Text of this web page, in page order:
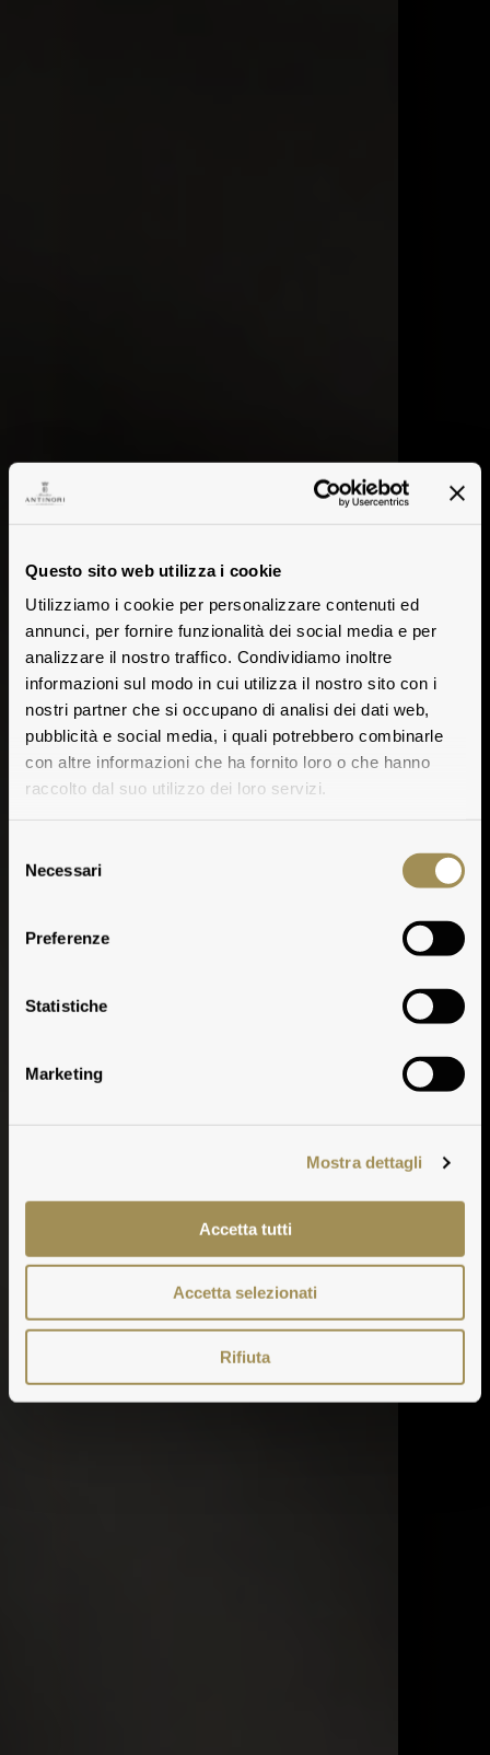
Questo sito web utilizza i cookie
Utilizziamo i cookie per personalizzare contenuti ed
annunci, per fornire funzionalità dei social media e per
analizzare il nostro traffico. Condividiamo inoltre
informazioni sul modo in cui utilizza il nostro sito con i
nostri partner che si occupano di analisi dei dati web,
pubblicità e social media, i quali potrebbero combinarle
con altre informazioni che ha fornito loro o che hanno
raccolto dal suo utilizzo dei loro servizi.
delNecessari
Preferenze
Statistiche
Marketing
Mostra dettagli
Accetta tutti
Accetta selezionati
Rifiuta